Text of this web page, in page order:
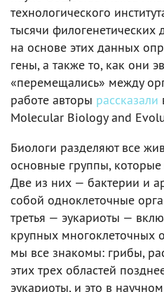
технологического
тысячи филогенетических
на основе этих данных
гены, а также то, как они
«перемещались» между
работе авторы рассказали
Molecular Biology and
Биологи разделяют все
основные группы,
Две из них — бактерии и
собой одноклеточные
третья — эукариоты —
крупных многоклеточных
мы все знакомы: грибы,
этих трех областей
эукариоты, и это в